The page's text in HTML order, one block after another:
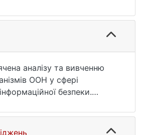
4
Тараса Шевченка.
2023. Т. 125, № 1. С. 21—
1728-2195/2023/1.125-4
аналізу та вивченню
ООН у сфері
безпеки.
інституційно-правового
захисту в